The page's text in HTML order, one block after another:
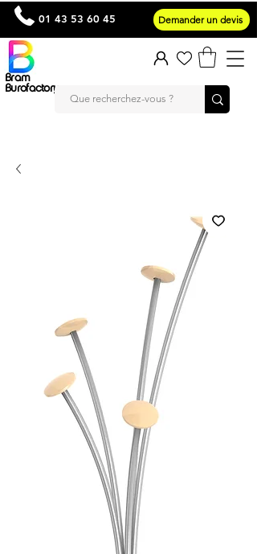
Bram
Burofactory
01 43 53 60 45 Demander un devis